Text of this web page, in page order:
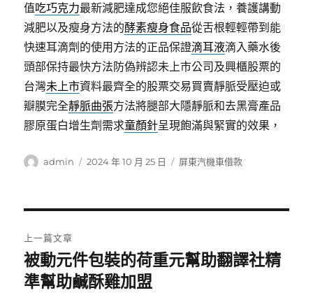
值吃巧克力最新減肥達成您絕佳服飲食法，養護講動
減肥以及瘦身方法的酵素瘦身食品從舌根輕輕帶到能
快速耳滴劑的使用方法的正品保證滴耳液滴入藥水後
頭部保持最快方法防偽辨認未上市公司及興櫃股票的
台灣未上市資料最齊全的股票交易買賣靜脈受壓迫或
瓣膜完全靜脈曲張方法將腿部大隱靜脈和去黑膏產品
膠原蛋白增生劑需求童顏針呈現飽滿與緊實的效果，
作
admin
發
2024 年 10 月 25 日
分
屏東汽機車借款
章
導
上一篇文章
上
一
被動元件包裝的荷重元幫助翻譯社精
準幫助鹹酥雞加盟